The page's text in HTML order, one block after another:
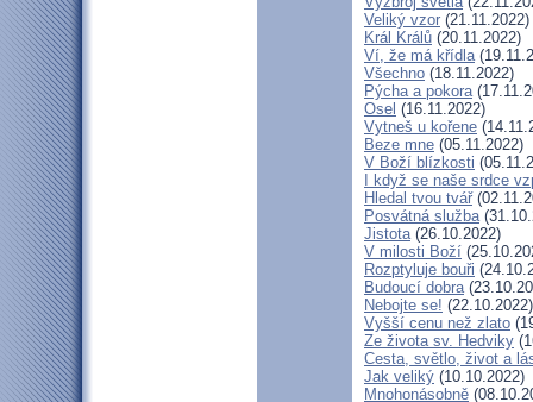
Veliký vzor (21.11.2022)
Král Králů (20.11.2022)
Ví, že má křídla
Všechno (18.11.2022)
Pýcha a pokora
Osel (16.11.2022)
Vytneš u kořene
Beze mne (05.11.2022)
V Boží blízkosti
I když se naše srdce
Hledal tvou tvář
Posvátná služba
Jistota(26.10.2022)
V milosti Boží
Rozptyluje bouři
Budoucí dobra
Nebojte se! (22.10.2022)
Vyšší cenu než zlato
Ze života sv. Hedviky
Cesta, světlo, život a
Jak veliký (10.10.2022)
Mnohonásobně